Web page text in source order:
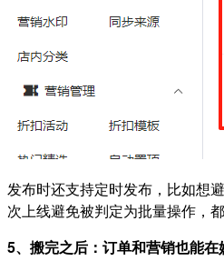
发布时还支持定时发布，比如想
次上线避免被判定为批量操作，
5、搬完之后：订单和营销也能在